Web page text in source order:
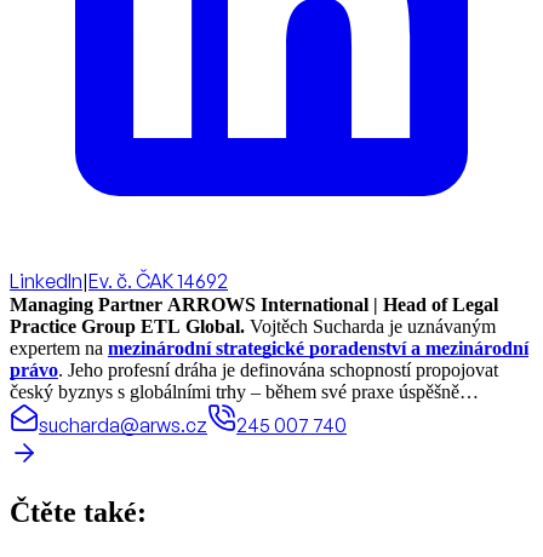
LinkedIn|Ev. č. ČAK 14692
Managing Partner ARROWS International | Head of Legal
Practice Group ETL Global. Vojtěch Sucharda je uznávaným
expertem na mezinárodní strategické poradenství a mezinárodní
právo. Jeho profesní dráha je definována schopností propojovat
český byznys s globálními trhy – během své praxe úspěšně
realizoval právní projekty a koordinoval spolupráci ve více než 70
zemích světa.
sucharda@arws.cz 245 007 740
Čtěte také: